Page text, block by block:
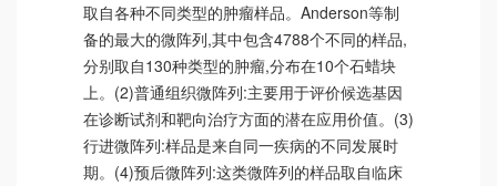
取自各种不同类型的肿瘤样品。Anderson等制
备的最大的微阵列,其中包含4788个不同的样品,
分别取自130种类型的肿瘤,分布在10个石蜡块
上。(2)普通组织微阵列:主要用于评价候选基因
在诊断试剂和靶向治疗方面的潜在应用价值。(3)
行进微阵列:样品是来自同一疾病的不同发展时
期。(4)预后微阵列:这类微阵列的样品取自临床